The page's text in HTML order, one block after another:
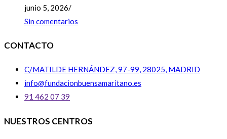
junio 5, 2026/
Sin comentarios
CONTACTO
C/MATILDE HERNÁNDEZ, 97-99, 28025, MADRID
info@fundacionbuensamaritano.es
91 462 07 39
NUESTROS CENTROS